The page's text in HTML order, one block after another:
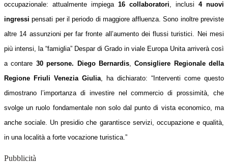
occupazionale: attualmente impiega 16 collaboratori, inclusi 4 nuovi
ingressipensati per il periodo di maggiore affluenza. Sono inoltre previste
altre 14 assunzioni per far fronte all’aumento dei flussi turistici. Nei mesi
più intensi, la “famiglia” Despar di Grado in viale Europa Unita arriverà così
a contare 30 persone. Diego Bernardis,Consigliere Regionale della
Regione Friuli Venezia Giulia, ha dichiarato: “Interventi come questo
dimostrano l’importanza di investire nel commercio di prossimità, che
svolge un ruolo fondamentale non solo dal punto di vista economico, ma
anche sociale. Un presidio che garantisce servizi, occupazione e qualità,
in una località a forte vocazione turistica.”
Pubblicità